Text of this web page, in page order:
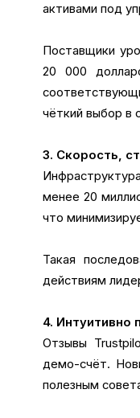
активами под
Поставщики
20 000
чёткий выбор в
3. Скорость,
менее 20
что
Такая
действиям
4. Интуитивно
Отзывы
демо-счёт.
полезным